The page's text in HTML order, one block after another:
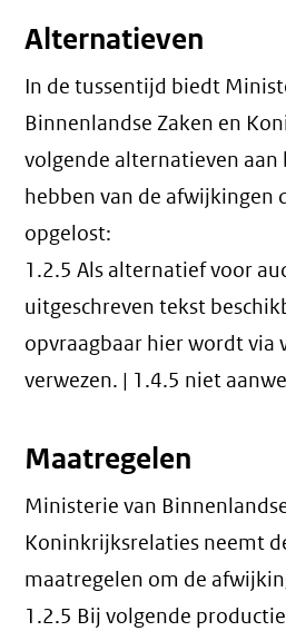
Alternatieven
In de tussentijd biedt
Binnenlandse Zaken en
volgende alternatieven aan
hebben van de afwijkingen
opgelost:
1.2.5 Als alternatief voor
uitgeschreven tekst
opvraagbaar hier wordt via
verwezen. | 1.4.5 niet
Maatregelen
Ministerie van
Koninkrijksrelaties neemt
maatregelen om de
1.2.5 Bij volgende